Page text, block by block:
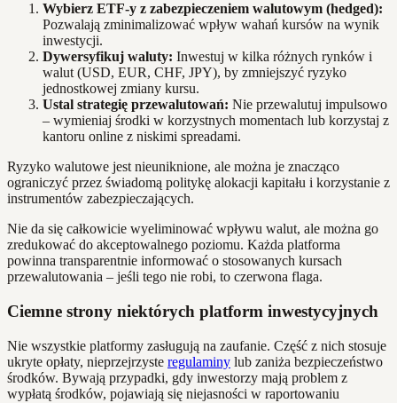
Wybierz ETF-y z zabezpieczeniem walutowym (hedged):
Pozwalają zminimalizować wpływ wahań kursów na wynik
inwestycji.
Dywersyfikuj waluty: Inwestuj w kilka różnych rynków i
walut (USD, EUR, CHF, JPY), by zmniejszyć ryzyko
jednostkowej zmiany kursu.
Ustal strategię przewalutowań: Nie przewalutuj impulsowo
– wymieniaj środki w korzystnych momentach lub korzystaj z
kantoru online z niskimi spreadami.
Ryzyko walutowe jest nieuniknione, ale można je znacząco
ograniczyć przez świadomą politykę alokacji kapitału i korzystanie z
instrumentów zabezpieczających.
Nie da się całkowicie wyeliminować wpływu walut, ale można go
zredukować do akceptowalnego poziomu. Każda platforma
powinna transparentnie informować o stosowanych kursach
przewalutowania – jeśli tego nie robi, to czerwona flaga.
Ciemne strony niektórych platform inwestycyjnych
Nie wszystkie platformy zasługują na zaufanie. Część z nich stosuje
ukryte opłaty, nieprzejrzyste regulaminy lub zaniża bezpieczeństwo
środków. Bywają przypadki, gdy inwestorzy mają problem z
wypłatą środków, pojawiają się niejasności w raportowaniu